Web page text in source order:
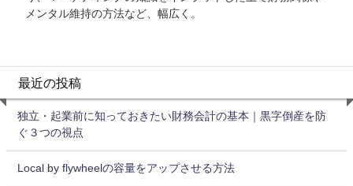
メンタル維持の方法など、幅広く。
最近の投稿
独立・起業前に知っておきたい財務会計の基本｜黒字倒産を防
ぐ３つの視点
Local by flywheelの容量をアップさせる方法